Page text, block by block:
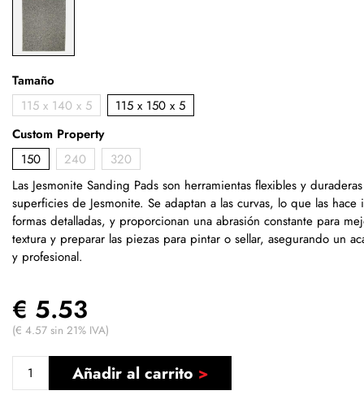
Tamaño
115 x 140 x 5
115 x 150 x 5
Custom Property
150
240
320
Las Jesmonite Sanding Pads son herramientas flexibles y
superficies de Jesmonite. Se adaptan a las curvas, lo que las hace
formas detalladas, y proporcionan una abrasión constante para
textura y preparar las piezas para pintar o sellar, asegurando un
y profesional.
€ 5.53
(€ 4.57 sin 21% IVA)
Añadir al carrito